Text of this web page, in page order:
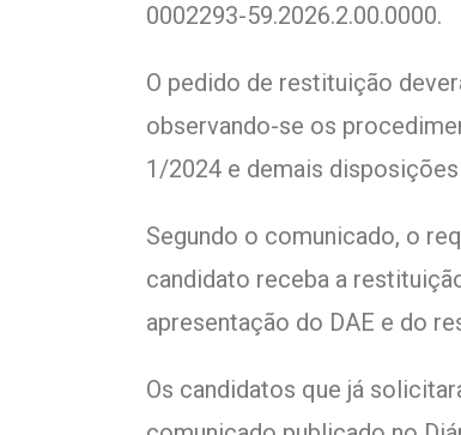
0002293-59.2026.2.00.0000.
O pedido de restituição
observando-se os
1/2024 e demais
Segundo o comunicado, o
candidato receba a
apresentação do DAE e do
Os candidatos que já